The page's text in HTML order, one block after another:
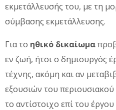
εκμετάλλευσής του, με τη
σύμβασης εκμετάλλευσης.
Για το ηθικό δικαίωμα
εν ζωή, ήτοι ο δημιουργός
τέχνης, ακόμη και αν
εξουσιών του
το αντίστοιχο επί του